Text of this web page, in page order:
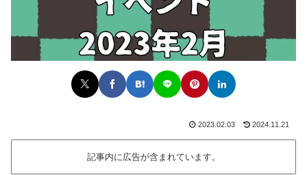
2023.02.03 2024.11.21
記事内に広告が含まれています。